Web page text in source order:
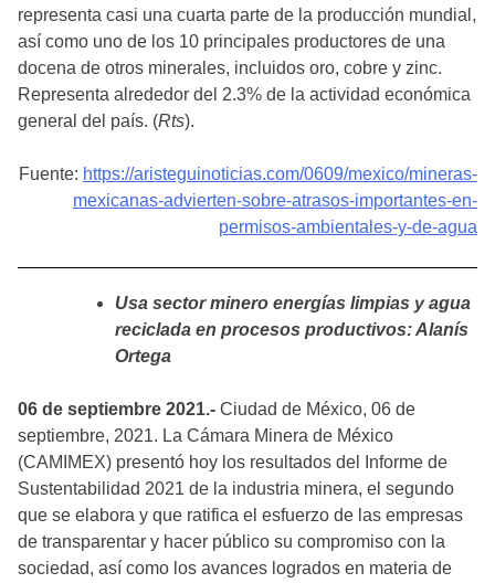
representa casi una cuarta parte de la producción mundial,
así como uno de los 10 principales productores de una
docena de otros minerales, incluidos oro, cobre y zinc.
Representa alrededor del 2.3% de la actividad económica
general del país. (Rts).
Fuente: https://aristeguinoticias.com/0609/mexico/mineras-
mexicanas-advierten-sobre-atrasos-importantes-en-
permisos-ambientales-y-de-agua
Usa sector minero energías limpias y agua
reciclada en procesos productivos: Alanís
Ortega
06 de septiembre 2021.- Ciudad de México, 06 de
septiembre, 2021. La Cámara Minera de México
(CAMIMEX) presentó hoy los resultados del Informe de
Sustentabilidad 2021 de la industria minera, el segundo
que se elabora y que ratifica el esfuerzo de las empresas
de transparentar y hacer público su compromiso con la
sociedad, así como los avances logrados en materia de